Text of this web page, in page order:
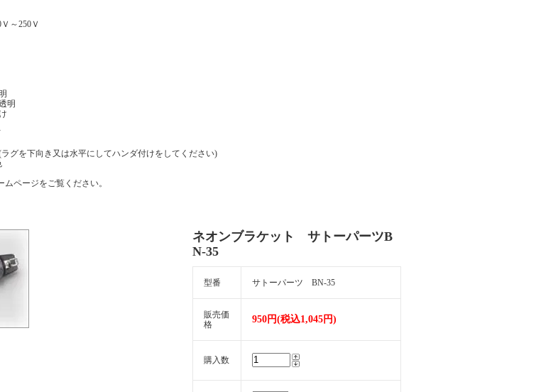
～250Ｖ
明
グを下向き又は水平にしてハンダ付けをしてください)
ページをご覧ください。
ネオンブラケット サトーパーツB
N-35
型番 サトーパーツ BN-35
販売価
格
950円(税込1,045円)
購入数